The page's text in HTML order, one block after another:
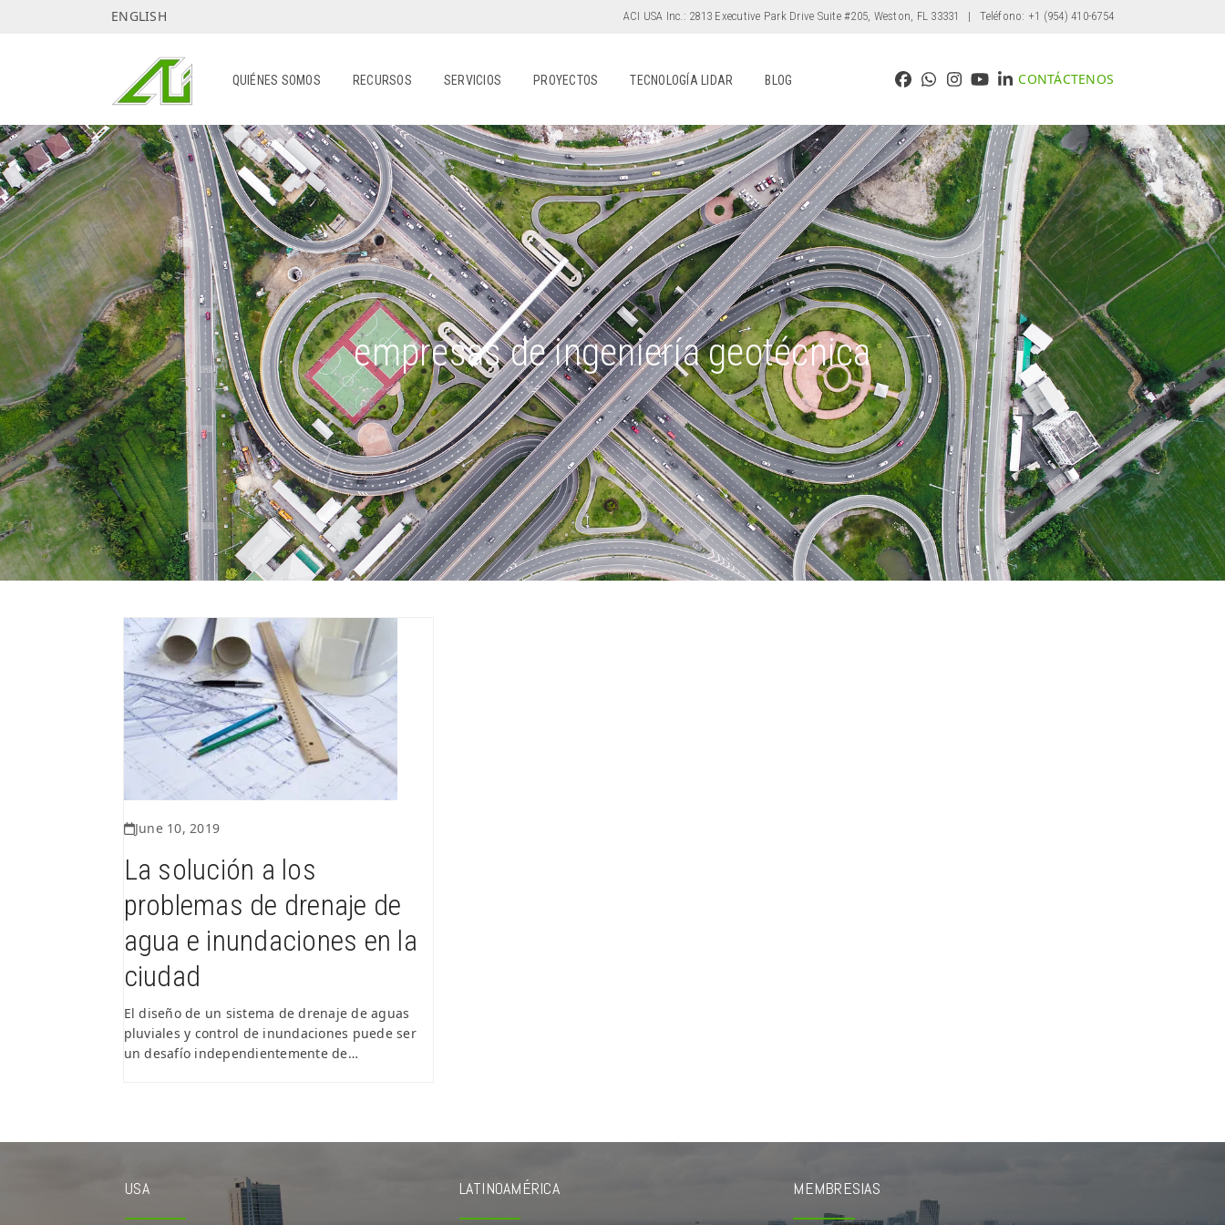
ENGLISH ACI USA Inc.: 2813 Executive Park Drive Suite #205, Weston, FL 33331 | Teléfono: +1 (954) 410-6754
QUIÉNES SOMOS RECURSOS SERVICIOS PROYECTOS TECNOLOGÍA LIDAR BLOG Facebook
Whatsapp
Instagram
YouTubeLinkedIn
CONTÁCTENOS
empresas de ingeniería geotécnica
June 10, 2019
La solución a los
problemas de drenaje de
agua e inundaciones en la
ciudad
El diseño de un sistema de drenaje de aguas
pluviales y control de inundaciones puede ser
un desafío independientemente de…
USA LATINOAMÉRICA MEMBRESIAS